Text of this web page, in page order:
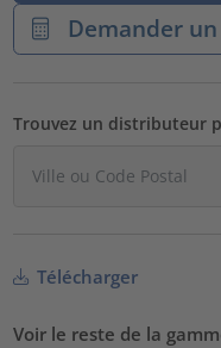
Demander
Trouvez un distributeur
Télécharger
Voir le reste de la